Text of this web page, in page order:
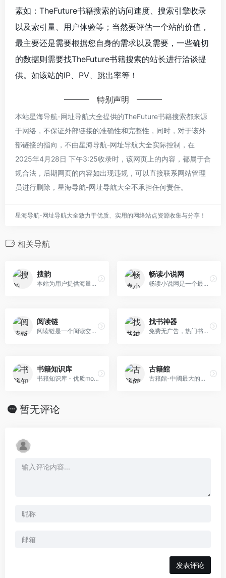
素如：TheFuture书籍搜索的访问速度、搜索引擎收录
以及索引量、用户体验等；当然要评估一个站的价值，
最主要还是需要根据您自身的需求以及需要，一些确切
的数据则需要找TheFuture书籍搜索的站长进行洽谈提
供。如该站的IP、PV、跳出率等！
特别声明
本站星海导航-网址导航大全提供的TheFuture书籍搜索都来源
于网络，不保证外部链接的准确性和完整性，同时，对于该外
部链接的指向，不由星海导航-网址导航大全实际控制，在
2025年4月28日 下午3:25收录时，该网页上的内容，都属于合
规合法，后期网页的内容如出现违规，可以直接联系网站管理
员进行删除，星海导航-网址导航大全不承担任何责任。
星海导航-网址导航大全致力于优质、实用的网络站点资源收集与分享！
相关导航
搜韵
本站为用户提供海量诗词类资料，以及强大的诗词辅助创作工具
畅读小说网
畅读小说网是一个最新小说免费下载，热门小说在线观看，最新上线不要钱的小说下载，最新小说大全,为广大小说爱好者提供不花钱的小说素材交流分享的平台。
阅读链
阅读链是一个阅读交流社区，提供图书推荐、书单推荐、阅读交流等服务，了解KINDLE电子书的使用技巧和电子书各种格式的使用方法，高效利用电子书软件，博览群书。
找书神器
免费无广告，热门书都有，追更方便。
书籍知识库
书籍知识库 - 优质mobi,azw3,TXT,PDF,epub格式电子书分享站
古籍館
古籍館-中國最大的古籍圖書館
暂无评论
发表评论